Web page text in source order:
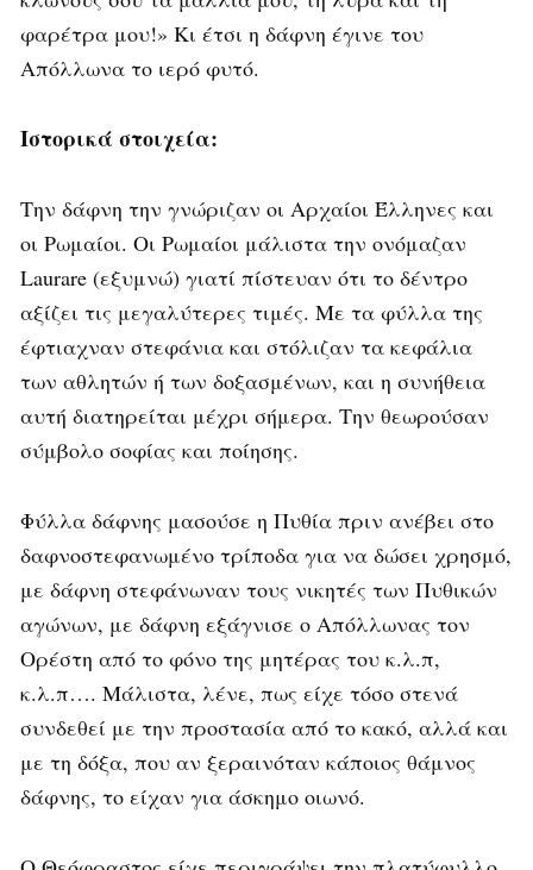
φαρέτρα μου!» Κι έτσι η δάφνη έγινε του
Απόλλωνα το ιερό φυτό.
Ιστορικά στοιχεία:
Την δάφνη την γνώριζαν οι Αρχαίοι Έλληνες και
οι Ρωμαίοι. Οι Ρωμαίοι μάλιστα την ονόμαζαν
Laurare (εξυμνώ) γιατί πίστευαν ότι το δέντρο
αξίζει τις μεγαλύτερες τιμές. Με τα φύλλα της
έφτιαχναν στεφάνια και στόλιζαν τα κεφάλια
των αθλητών ή των δοξασμένων, και η συνήθεια
αυτή διατηρείται μέχρι σήμερα. Την θεωρούσαν
σύμβολο σοφίας και ποίησης.
Φύλλα δάφνης μασούσε η Πυθία πριν ανέβει στο
δαφνοστεφανωμένο τρίποδα για να δώσει χρησμό,
με δάφνη στεφάνωναν τους νικητές των Πυθικών
αγώνων, με δάφνη εξάγνισε ο Απόλλωνας τον
Ορέστη από το φόνο της μητέρας του κ.λ.π,
κ.λ.π…. Μάλιστα, λένε, πως είχε τόσο στενά
συνδεθεί με την προστασία από το κακό, αλλά και
με τη δόξα, που αν ξεραινόταν κάποιος θάμνος
δάφνης, το είχαν για άσκημο οιωνό.